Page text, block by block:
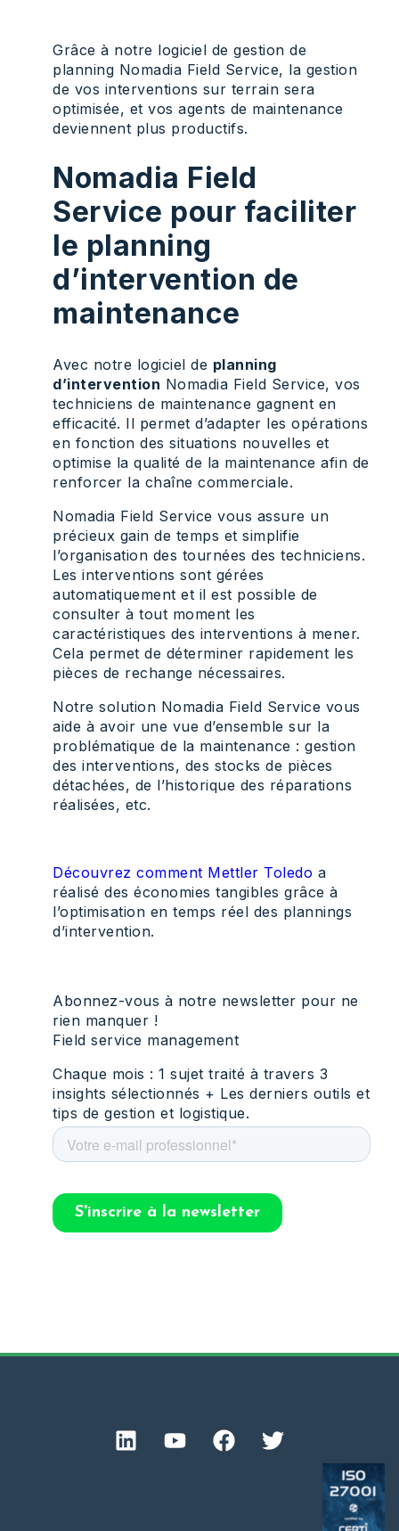
Grâce à notre logiciel de gestion de
planning Nomadia Field Service, la gestion
de vos interventions sur terrain sera
optimisée, et vos agents de maintenance
deviennent plus productifs.
Nomadia Field
Service pour faciliter
le planning
d’intervention de
maintenance
Avec notre logiciel de planning
d’intervention Nomadia Field Service, vos
techniciens de maintenance gagnent en
efficacité. Il permet d’adapter les opérations
en fonction des situations nouvelles et
optimise la qualité de la maintenance afin de
renforcer la chaîne commerciale.
Nomadia Field Service vous assure un
précieux gain de temps et simplifie
l’organisation des tournées des techniciens.
Les interventions sont gérées
automatiquement et il est possible de
consulter à tout moment les
caractéristiques des interventions à mener.
Cela permet de déterminer rapidement les
pièces de rechange nécessaires.
Notre solution Nomadia Field Service vous
aide à avoir une vue d’ensemble sur la
problématique de la maintenance : gestion
des interventions, des stocks de pièces
détachées, de l’historique des réparations
réalisées, etc.
Découvrez comment Mettler Toledo a
réalisé des économies tangibles grâce à
l’optimisation en temps réel des plannings
d’intervention.
Abonnez-vous à notre newsletter pour ne
rien manquer !
Field service management
Chaque mois : 1 sujet traité à travers 3
insights sélectionnés + Les derniers outils et
tips de gestion et logistique.